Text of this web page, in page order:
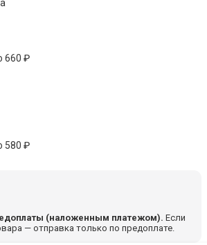
660 ₽
580 ₽
(наложенным платежом). Если
— отправка только по предоплате.